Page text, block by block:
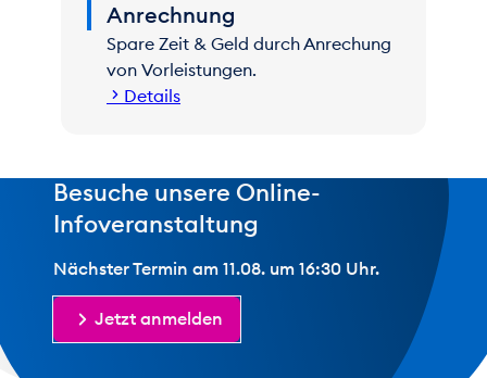
Anrechnung
Spare Zeit & Geld durch Anrechung
von Vorleistungen.
Details
Besuche unsere Online-
Infoveranstaltung
Nächster Termin am 11.08. um 16:30 Uhr.
Jetzt anmelden